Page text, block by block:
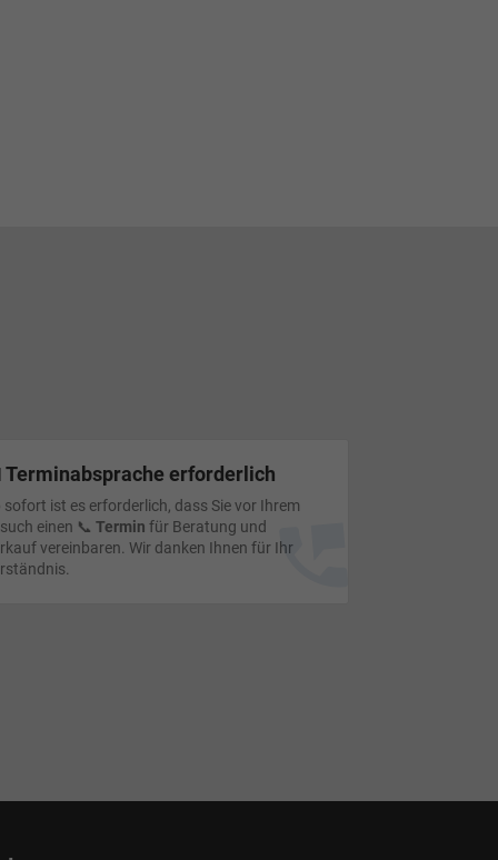
Terminabsprache erforderlich
sofort ist es erforderlich, dass Sie vor Ihrem
einen 📞Termin für Beratung und
vereinbaren. Wir danken Ihnen für Ihr